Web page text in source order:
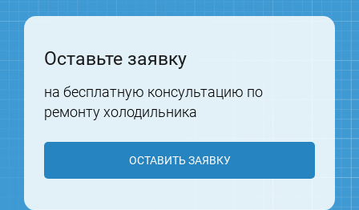
Оставьте заявку
на бесплатную консультацию по
ремонту холодильника
ОСТАВИТЬ ЗАЯВКУ